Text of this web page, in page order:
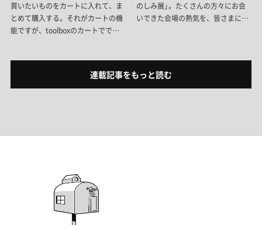
買いたいものをカートに入れて、ま
とめて購入する。それがカートの機
能ですが、toolboxのカートででき
プロのコミュニケーションまでサポ
のしみ展」。たくさんの方々にお会
いできた会場の熱気を、皆さまにも
裏と当日の様子をお届けします。
連載記事をもっと読む